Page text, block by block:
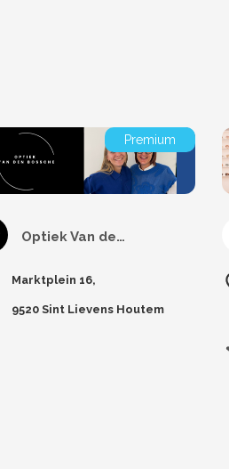
Premium
Optiek Van den Bossche
Marktplein 16,
9520 Sint Lievens Houtem